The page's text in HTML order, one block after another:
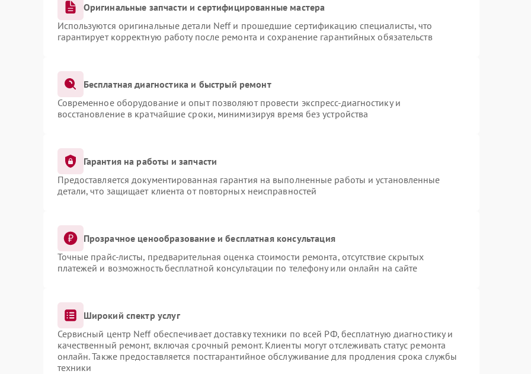
Оригинальные запчасти и сертифицированные мастера
Используются оригинальные детали Neff и прошедшие сертификацию специалисты, что
гарантирует корректную работу после ремонта и сохранение гарантийных обязательств
Бесплатная диагностика и быстрый ремонт
Современное оборудование и опыт позволяют провести экспресс-диагностику и
восстановление в кратчайшие сроки, минимизируя время без устройства
Гарантия на работы и запчасти
Предоставляется документированная гарантия на выполненные работы и установленные
детали, что защищает клиента от повторных неисправностей
Прозрачное ценообразование и бесплатная консультация
Точные прайс-листы, предварительная оценка стоимости ремонта, отсутствие скрытых
платежей и возможность бесплатной консультации по телефону или онлайн на сайте
Широкий спектр услуг
Сервисный центр Neff обеспечивает доставку техники по всей РФ, бесплатную диагностику и
качественный ремонт, включая срочный ремонт. Клиенты могут отслеживать статус ремонта
онлайн. Также предоставляется постгарантийное обслуживание для продления срока службы
техники